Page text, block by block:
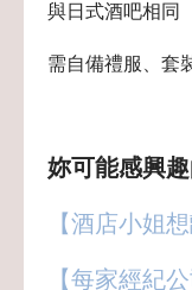
與日式酒吧相同
需自備禮服、 套
妳可能感興
【酒店小姐
【每家經紀